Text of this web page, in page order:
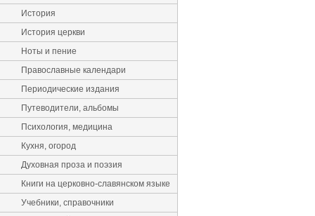
История
История церкви
Ноты и пение
Православные календари
Периодические издания
Путеводители, альбомы
Психология, медицина
Кухня, огород
Духовная проза и поэзия
Книги на церковно-славянском языке
Учебники, справочники